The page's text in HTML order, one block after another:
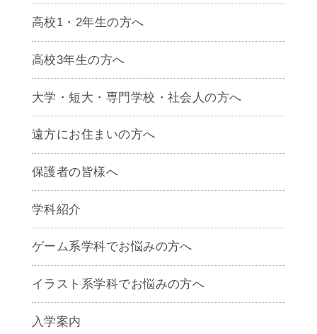
高校1・2年生の方へ
高校3年生の方へ
大学・短大・専門学校・社会人の方へ
遠方にお住まいの方へ
保護者の皆様へ
学科紹介
ゲームクリエイター学科
CG学科
アニメーション学科
声優学科
ゲーム系学科でお悩みの方へ
イラスト系学科でお悩みの方へ
入学案内